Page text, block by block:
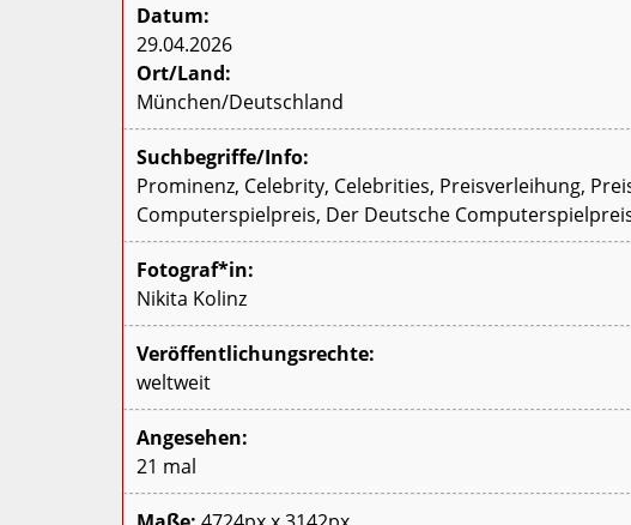
Datum:
29.04.2026
Ort/Land:
München/Deutschland
Suchbegriffe/Info:
Prominenz, Celebrity, Celebrities, Preisverleihung,
Computerspielpreis, Der Deutsche
Fotograf*in:
Nikita Kolinz
Veröffentlichungsrechte:
weltweit
Angesehen:
21 mal